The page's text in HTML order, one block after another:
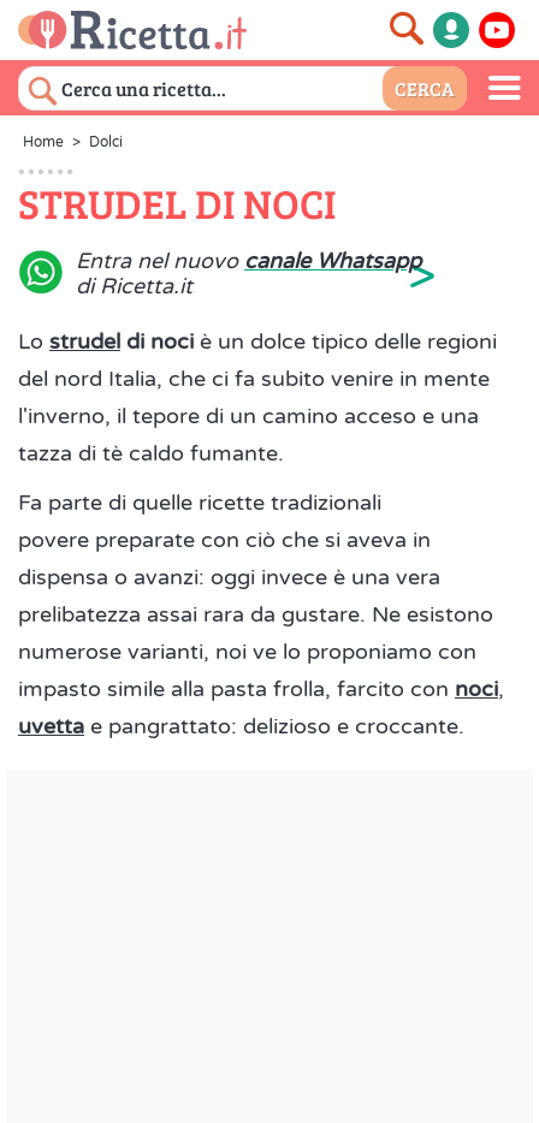
Home > Dolci
STRUDEL DI NOCI
Entra nel nuovo canale Whatsapp
di Ricetta.it
>
Lo strudel di noci è un dolce tipico delle regioni
del nord Italia, che ci fa subito venire in mente
l'inverno, il tepore di un camino acceso e una
tazza di tè caldo fumante.
Fa parte di quelle ricette tradizionali
povere preparate con ciò che si aveva in
dispensa o avanzi: oggi invece è una vera
prelibatezza assai rara da gustare. Ne esistono
numerose varianti, noi ve lo proponiamo con
impasto simile alla pasta frolla, farcito con noci,
uvetta e pangrattato: delizioso e croccante.